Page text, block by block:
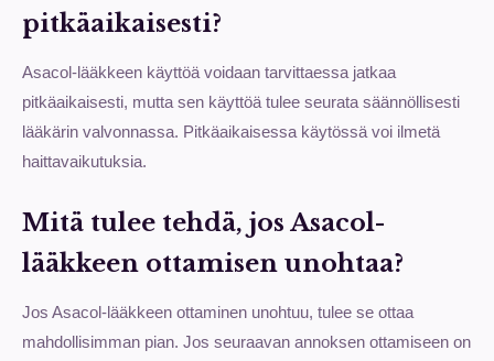
pitkäaikaisesti?
Asacol-lääkkeen käyttöä voidaan tarvittaessa jatkaa
pitkäaikaisesti, mutta sen käyttöä tulee seurata säännöllisesti
lääkärin valvonnassa. Pitkäaikaisessa käytössä voi ilmetä
haittavaikutuksia.
Mitä tulee tehdä, jos Asacol-
lääkkeen ottamisen unohtaa?
Jos Asacol-lääkkeen ottaminen unohtuu, tulee se ottaa
mahdollisimman pian. Jos seuraavan annoksen ottamiseen on